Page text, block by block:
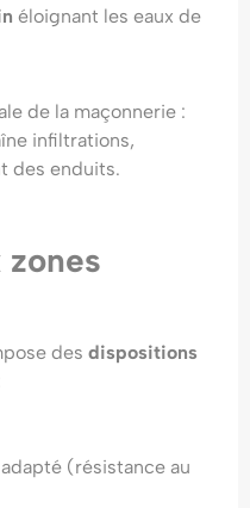
éloignant les eaux de
de la maçonnerie :
infiltrations,
des enduits.
des dispositions
adapté (résistance au